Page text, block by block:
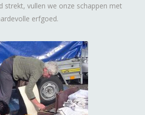
strekt, vullen we onze schappen met
erfgoed.